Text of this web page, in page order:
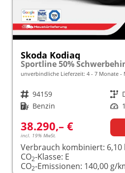
Skoda Kodiaq
unverbindliche Lieferzeit: 4 - 7 Monate
Fahrzeugnr. 94159 Getriebe
Kraftstoff Benzin Leistung
38.290,– €
incl. 19% MwSt.
Verbrauch kombiniert: 6,10
CO2-Klasse: E
CO2-Emissionen: 140,00 g/